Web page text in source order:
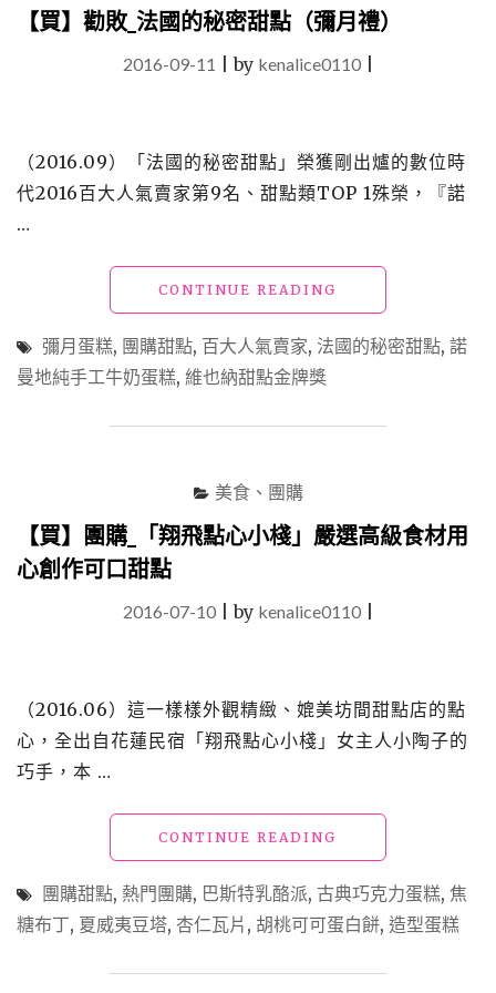
【買】勸敗_法國的秘密甜點（彌月禮）
2016-09-11 |by kenalice0110|
（2016.09）「法國的秘密甜點」榮獲剛出爐的數位時
代2016百大人氣賣家第9名、甜點類TOP 1殊榮，『諾
…
CONTINUE READING
勸
敗
_
的
點
（彌
彌月蛋糕, 團購甜點, 百大人氣賣家, 法國的秘密甜點, 諾
曼地純手工牛奶蛋糕, 維也納甜點金牌獎
美食、團購
【買】團購_「翔飛點心小棧」嚴選高級食材用
心創作可口甜點
2016-07-10|by kenalice0110|
（2016.06）這一樣樣外觀精緻、媲美坊間甜點店的點
心，全出自花蓮民宿「翔飛點心小棧」女主人小陶子的
巧手，本 …
CONTINUE READING
團
購
_「翔
飛
心
團購甜點, 熱門團購, 巴斯特乳酪派, 古典巧克力蛋糕, 焦
糖布丁, 夏威夷豆塔, 杏仁瓦片 , 胡桃可可蛋白餅, 造型蛋糕